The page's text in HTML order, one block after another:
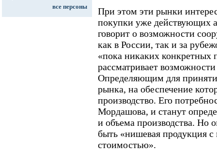
все персоны
При этом эти рынки
покупки уже действующих
говорит о возможности
как в России, так и за
«пока никаких конкретных
рассматривает
Определяющим для
рынка, на обеспечение
производство. Его
Мордашова, и станут
и объема производства. Но
быть «нишевая продукция
стоимостью».